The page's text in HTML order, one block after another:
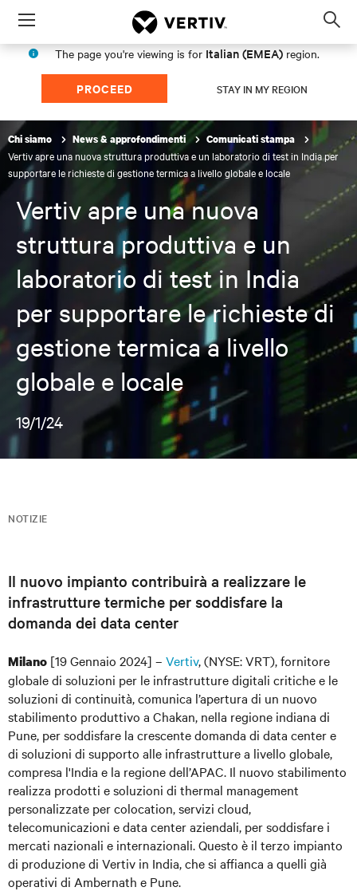
Menu
The page you're viewing is for Italian (EMEA) region.
PROCEED STAY IN MY REGION
Chi siamo News & approfondimenti Comunicati stampa
Vertiv apre una nuova struttura produttiva e un laboratorio di test in India per
supportare le richieste di gestione termica a livello globale e locale
Vertiv apre una nuova
struttura produttiva e un
laboratorio di test in India
per supportare le richieste di
gestione termica a livello
globale e locale
19/1/24
NOTIZIE
Il nuovo impianto contribuirà a realizzare le
infrastrutture termiche per soddisfare la
domanda dei data center
Milano [19 Gennaio 2024] – Vertiv, (NYSE: VRT), fornitore
globale di soluzioni per le infrastrutture digitali critiche e le
soluzioni di continuità, comunica l’apertura di un nuovo
stabilimento produttivo a Chakan, nella regione indiana di
Pune, per soddisfare la crescente domanda di data center e
di soluzioni di supporto alle infrastrutture a livello globale,
compresa l'India e la regione dell’APAC. Il nuovo stabilimento
realizza prodotti e soluzioni di thermal management
personalizzate per colocation, servizi cloud,
telecomunicazioni e data center aziendali, per soddisfare i
mercati nazionali e internazionali. Questo è il terzo impianto
di produzione di Vertiv in India, che si affianca a quelli già
operativi di Ambernath e Pune.